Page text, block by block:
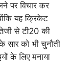
पर विचार कर
यह क्रिकेट
से टी20 की
सार को भी चुनौती
के लिए मनाया